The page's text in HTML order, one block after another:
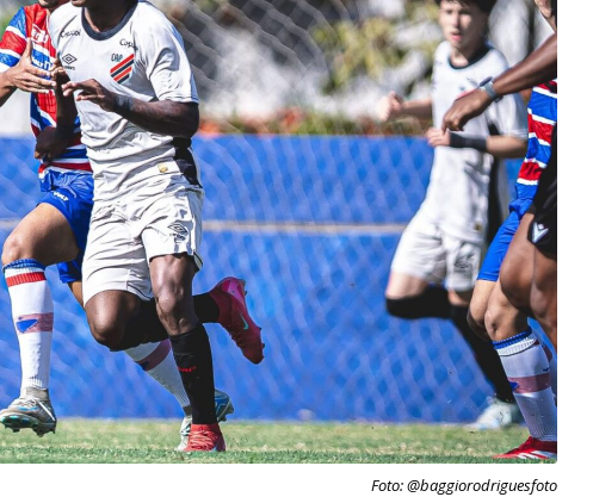
Foto: @baggiorodriguesfoto